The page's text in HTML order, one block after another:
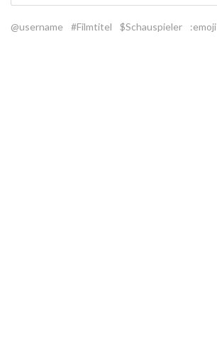
@username #Filmtitel $Schauspieler :emoji